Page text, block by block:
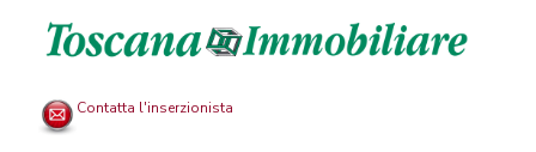
Contatta l'inserzionista